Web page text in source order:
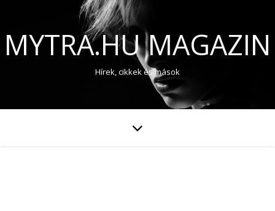
MYTRA.HU MAGAZIN
Hírek, cikkek és mások